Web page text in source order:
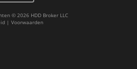
© 2026 HDD Broker LLC
| Voorwaarden